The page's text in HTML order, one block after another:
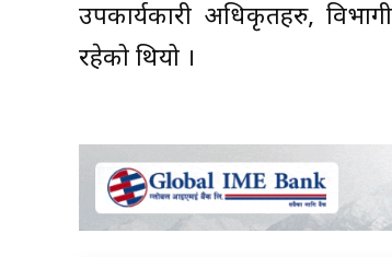
उपकार्यकारी अधिकृतहरु,
रहेको थियो ।